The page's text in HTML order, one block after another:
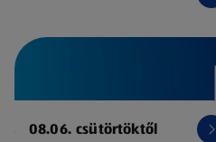
08.06. csütörtöktől